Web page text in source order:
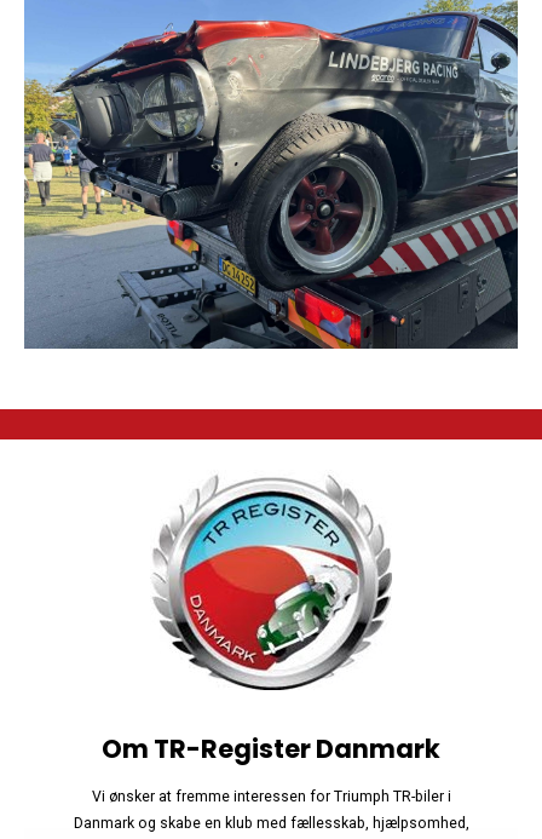
Om TR-Register Danmark
Vi ønsker at fremme interessen for Triumph TR-biler i
Danmark og skabe en klub med fællesskab, hjælpsomhed,